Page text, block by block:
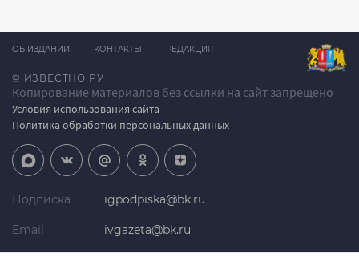
© ИЗВЕСТНО.РУ
Копирование материалов без ссылки на сайт запрещено
Условия использования сайта
Политика обработки персональных данных
ОБ ИЗДАНИИ КОНТАКТЫ РЕДАКЦИЯ
Подписка igpodpiska@bk.ru
Email ivgazeta@bk.ru